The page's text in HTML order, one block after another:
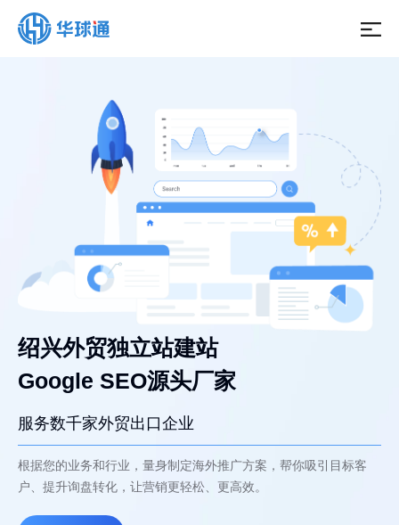
绍兴外贸独立站建站
Google SEO源头厂家
服务数千家外贸出口企业
根据您的业务和行业，量身制定海外推广方案，帮你吸引目标客
户、提升询盘转化，让营销更轻松、更高效。